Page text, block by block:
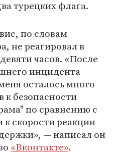
турецких флага.
по словам
не реагировал в
часов. «После
инцидента
осталось много
к безопасности
по сравнению с
скорости реакции
— написал он
«Вконтакте».